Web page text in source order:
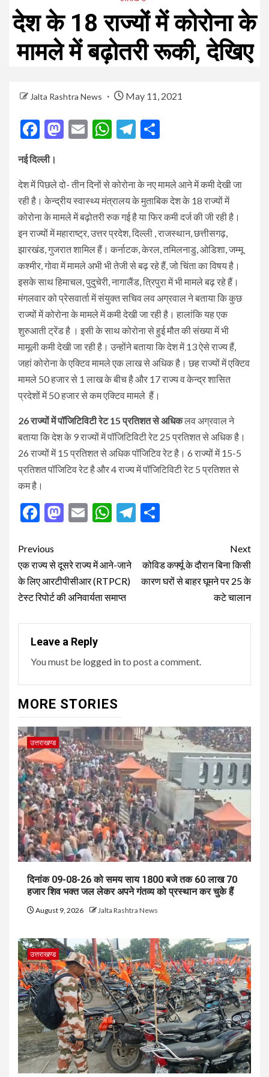
देश के 18 राज्यों में कोरोना के
मामले में बढ़ोतरी रूकी, देखिए
Jalta Rashtra News May 11, 2021
Facebook
Mastodon
EmailWhatsApp
Telegram
नई दिल्ली।
देश में पिछले दो- तीन दिनों से कोरोना के नए मामले आने में कमी देखी जा
रही है। केन्द्रीय स्वास्थ्य मंत्रालय के मुताबिक देश के 18 राज्यों में
कोरोना के मामले में बढ़ोतरी रुक गई है या फिर कमी दर्ज की जी रही है।
इन राज्यों में महाराष्ट्र, उत्तर प्रदेश, दिल्ली , राजस्थान, छत्तीसगढ़,
झारखंड, गुजरात शामिल हैं। कर्नाटक, केरल, तमिलनाडु, ओडिशा, जम्मू
कश्मीर, गोवा में मामले अभी भी तेजी से बढ़ रहे हैं, जो चिंता का विषय है।
इसके साथ हिमाचल, पुदुचेरी, नागालैंड, त्रिपुरा में भी मामले बढ़ रहे हैं।
मंगलवार को प्रेसवार्ता में संयुक्त सचिव लव अग्रवाल ने बताया कि कुछ
राज्यों में कोरोना के मामले में कमी देखी जा रही है। हालांकि यह एक
शुरुआती ट्रेंड है । इसी के साथ कोरोना से हुई मौत की संख्या में भी
मामूली कमी देखी जा रही है। उन्होंने बताया कि देश में 13 ऐसे राज्य हैं,
जहां कोरोना के एक्टिव मामले एक लाख से अधिक है। छह राज्यों में एक्टिव
मामले 50 हजार से 1 लाख के बीच है और 17 राज्य व केन्द्र शासित
प्रदेशों में 50 हजार से कम एक्टिव मामले हैं।
26 राज्यों में पॉजिटिविटी रेट 15 प्रतिशत से अधिकलव अग्रवाल ने
बताया कि देश के 9 राज्यों में पॉजिटिविटी रेट 25 प्रतिशत से अधिक है।
26 राज्यों में 15 प्रतिशत से अधिक पॉजिटिव रेट है। 6 राज्यों में 15-5
प्रतिशत पॉजिटिव रेट है और 4 राज्य में पॉजिटिविटी रेट 5 प्रतिशत से
कम है।
Facebook
Mastodon
EmailWhatsApp
Telegram
Post
navigation
Previous
एक राज्य से दूसरे राज्य में आने-जाने
के लिए आरटीपीसीआर (RTPCR)
टेस्ट रिपोर्ट की अनिवार्यता समाप्त
Next
कोविड कर्फ्यू के दौरान बिना किसी
कारण घरों से बाहर घूमने पर 25 के
कटे चालान
Leave a Reply
You must be logged into post a comment.
MORE STORIES
उत्तराखण्ड
दिनांक 09-08-26 को समय साय 1800 बजे तक 60 लाख 70
हजार शिव भक्त जल लेकर अपने गंतव्य को प्रस्थान कर चुके हैं
August 9, 2026 Jalta Rashtra News
उत्तराखण्ड